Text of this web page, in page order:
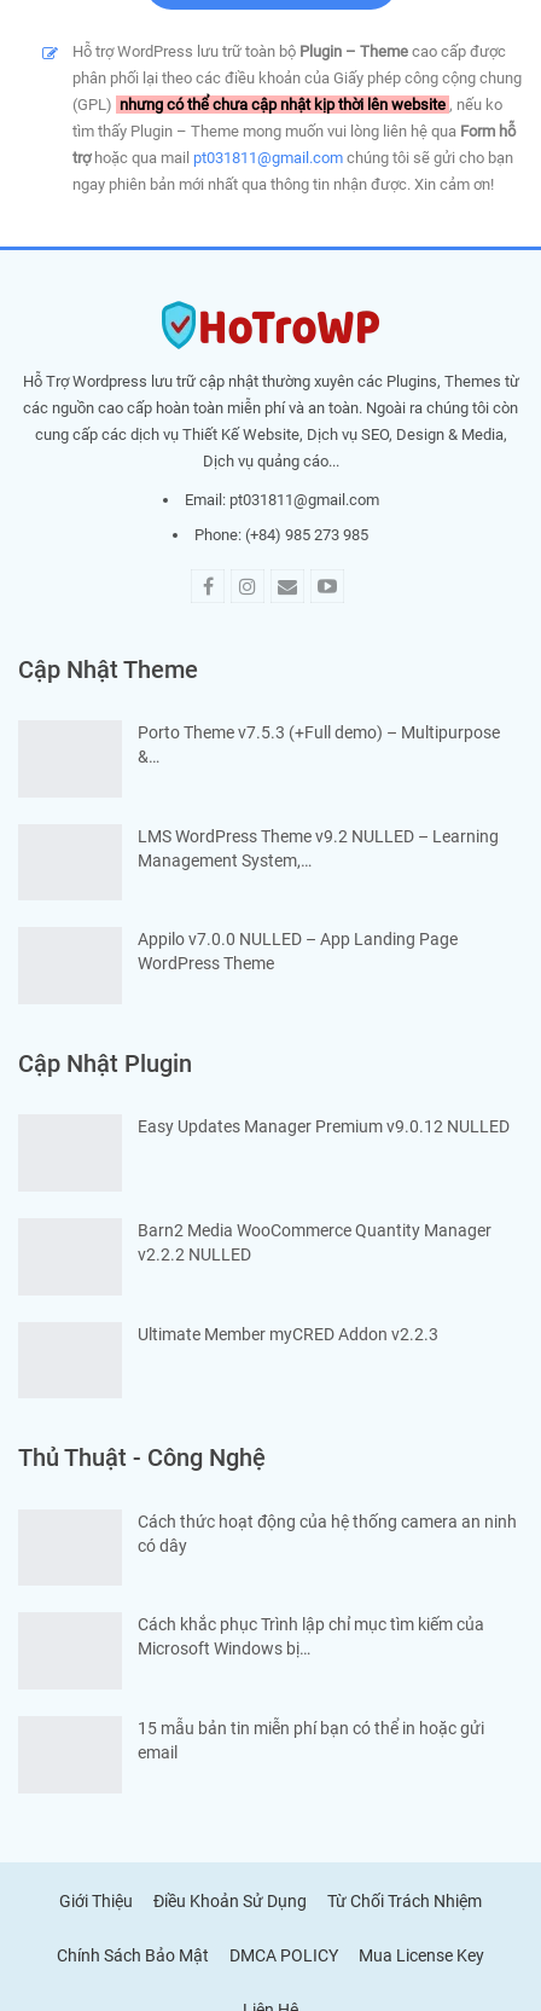
Hỗ trợ WordPress lưu trữ toàn bộ Plugin – Theme cao cấp được
phân phối lại theo các điều khoản của Giấy phép công cộng chung
(GPL) nhưng có thể chưa cập nhật kịp thời lên website , nếu ko
tìm thấy Plugin – Theme mong muốn vui lòng liên hệ qua Form hỗ
trợhoặc qua mail pt031811@gmail.com chúng tôi sẽ gửi cho bạn
ngay phiên bản mới nhất qua thông tin nhận được. Xin cảm ơn!
Hỗ Trợ Wordpress lưu trữ cập nhật thường xuyên các Plugins, Themes từ
các nguồn cao cấp hoàn toàn miễn phí và an toàn. Ngoài ra chúng tôi còn
cung cấp các dịch vụ Thiết Kế Website, Dịch vụ SEO, Design & Media,
Dịch vụ quảng cáo...
Email: pt031811@gmail.com
Phone: (+84) 985 273 985
Cập Nhật Theme
Porto Theme v7.5.3 (+Full demo) – Multipurpose
&…
LMS WordPress Theme v9.2 NULLED – Learning
Management System,…
Appilo v7.0.0 NULLED – App Landing Page
WordPress Theme
Cập Nhật Plugin
Easy Updates Manager Premium v9.0.12 NULLED
Barn2 Media WooCommerce Quantity Manager
v2.2.2 NULLED
Ultimate Member myCRED Addon v2.2.3
Thủ Thuật - Công Nghệ
Cách thức hoạt động của hệ thống camera an ninh
có dây
Cách khắc phục Trình lập chỉ mục tìm kiếm của
Microsoft Windows bị…
15 mẫu bản tin miễn phí bạn có thể in hoặc gửi
email
Giới Thiệu Điều Khoản Sử Dụng Từ Chối Trách Nhiệm
Chính Sách Bảo Mật DMCA POLICY Mua License Key